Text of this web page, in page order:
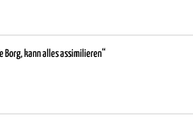
Borg, kann alles assimilieren“